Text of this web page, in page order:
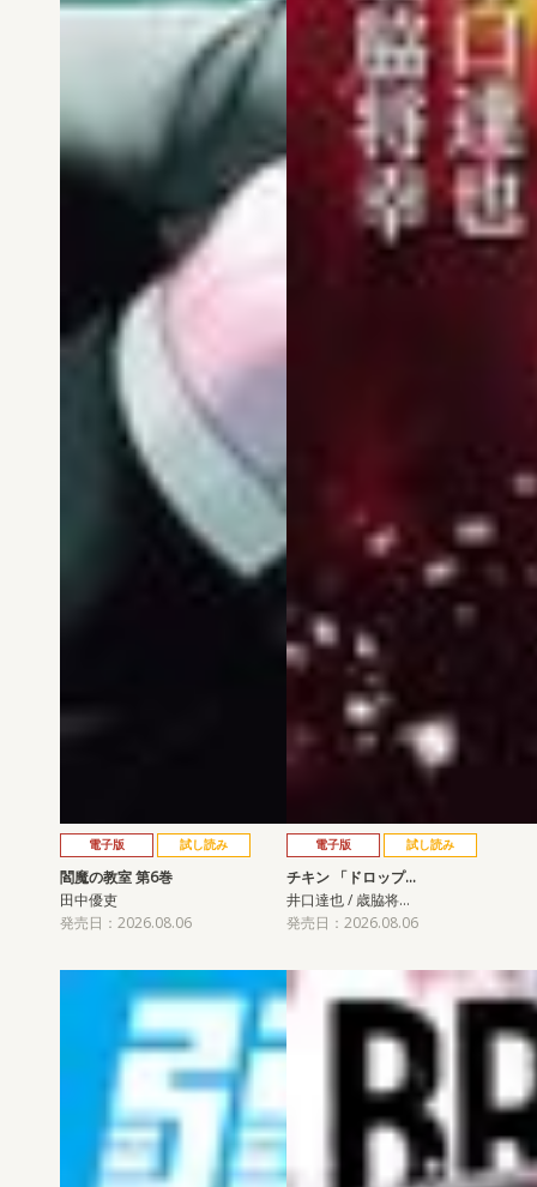
電子版 試し読み
閻魔の教室 第6巻
田中優吏
発売日：2026.08.06
電子版 試し読み
チキン 「ドロップ…
井口達也 / 歳脇将…
発売日：2026.08.06